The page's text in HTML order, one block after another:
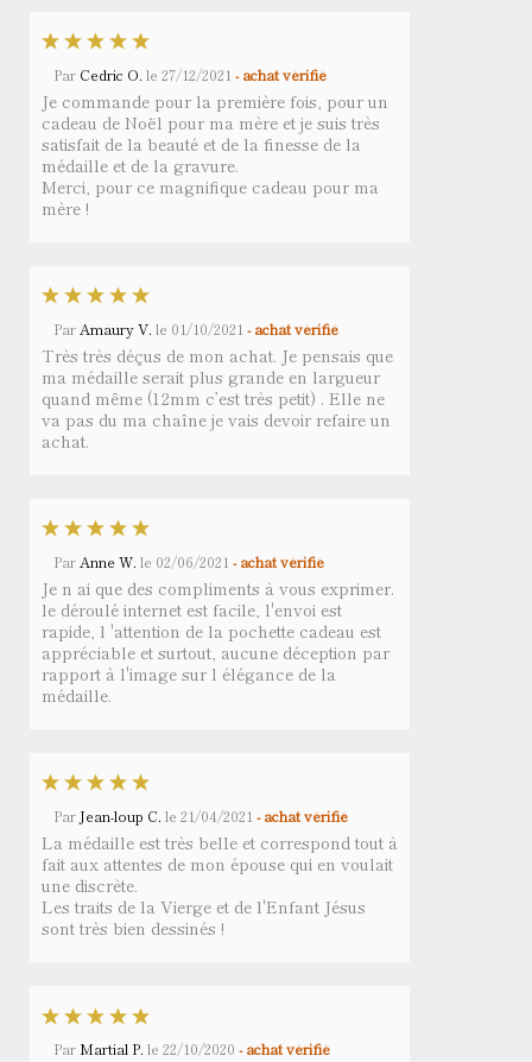
Par Cedric O. le 27/12/2021 - achat vérifié
Je commande pour la première fois, pour un
cadeau de Noël pour ma mère et je suis très
satisfait de la beauté et de la finesse de la
médaille et de la gravure.
Merci, pour ce magnifique cadeau pour ma
mère !
Par Amaury V. le 01/10/2021 - achat vérifié
Très très déçus de mon achat. Je pensais que
ma médaille serait plus grande en largueur
quand même (12mm c’est très petit) . Elle ne
va pas du ma chaîne je vais devoir refaire un
achat.
Par Anne W. le 02/06/2021 - achat vérifié
Je n ai que des compliments à vous exprimer.
le déroulé internet est facile, l'envoi est
rapide, l 'attention de la pochette cadeau est
appréciable et surtout, aucune déception par
rapport à l'image sur l élégance de la
médaille.
Par Jean-loup C. le 21/04/2021 - achat vérifié
La médaille est très belle et correspond tout à
fait aux attentes de mon épouse qui en voulait
une discrète.
Les traits de la Vierge et de l'Enfant Jésus
sont très bien dessinés !
Par Martial P. le 22/10/2020 - achat vérifié